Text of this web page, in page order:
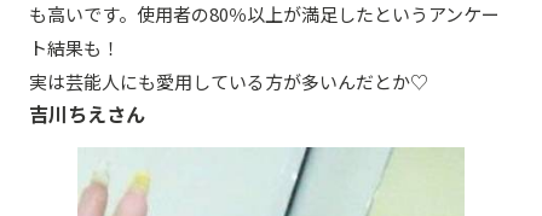
も高いです。使用者の80％以上が満足したというアンケー
ト結果も！
実は芸能人にも愛用している方が多いんだとか♡
吉川ちえさん